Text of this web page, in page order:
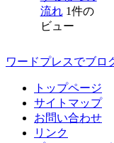
流れ 1件の
ビュー
ワードプレスでブロ
トップページ
サイトマップ
お問い合わせ
リンク